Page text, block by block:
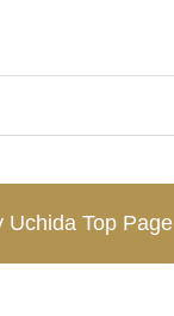
Uchida Top Page